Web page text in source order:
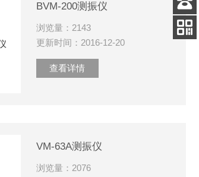
BVM-200测振仪
浏览量：2143
更新时间：2016-12-20
查看详情
VM-63A测振仪
浏览量：2076
客服
电话